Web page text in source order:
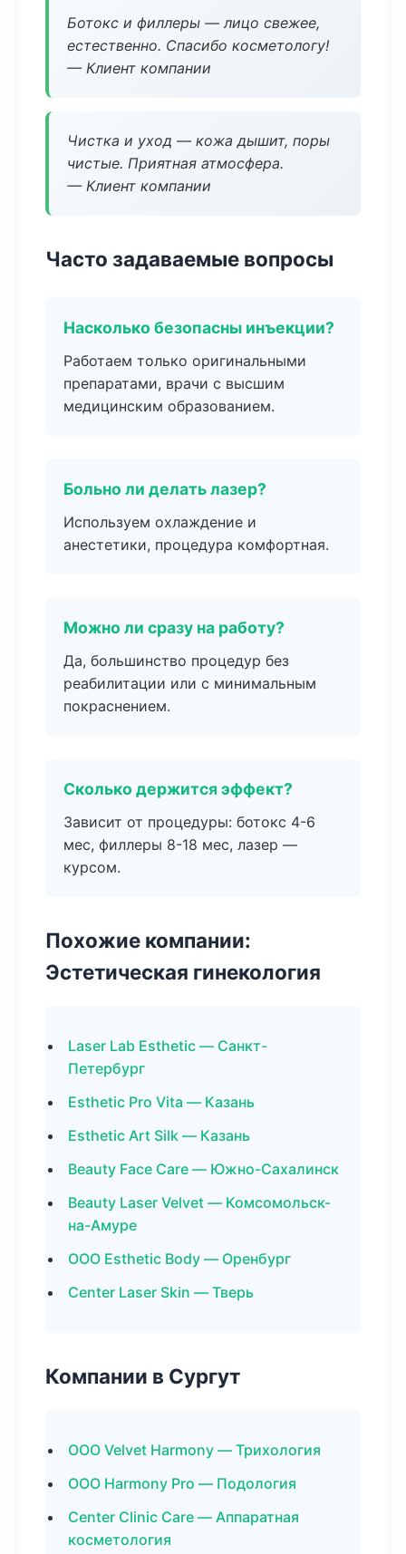
Ботокс и филлеры — лицо свежее,
естественно. Спасибо косметологу!
— Клиент компании
Чистка и уход — кожа дышит, поры
чистые. Приятная атмосфера.
— Клиент компании
Часто задаваемые вопросы
Насколько безопасны инъекции?
Работаем только оригинальными
препаратами, врачи с высшим
медицинским образованием.
Больно ли делать лазер?
Используем охлаждение и
анестетики, процедура комфортная.
Можно ли сразу на работу?
Да, большинство процедур без
реабилитации или с минимальным
покраснением.
Сколько держится эффект?
Зависит от процедуры: ботокс 4-6
мес, филлеры 8-18 мес, лазер —
курсом.
Похожие компании:
Эстетическая гинекология
Laser Lab Esthetic — Санкт-
Петербург
Esthetic Pro Vita — Казань
Esthetic Art Silk — Казань
Beauty Face Care — Южно-Сахалинск
Beauty Laser Velvet — Комсомольск-
на-Амуре
ООО Esthetic Body — Оренбург
Center Laser Skin — Тверь
Компании в Сургут
ООО Velvet Harmony — Трихология
ООО Harmony Pro — Подология
Center Clinic Care — Аппаратная
косметология